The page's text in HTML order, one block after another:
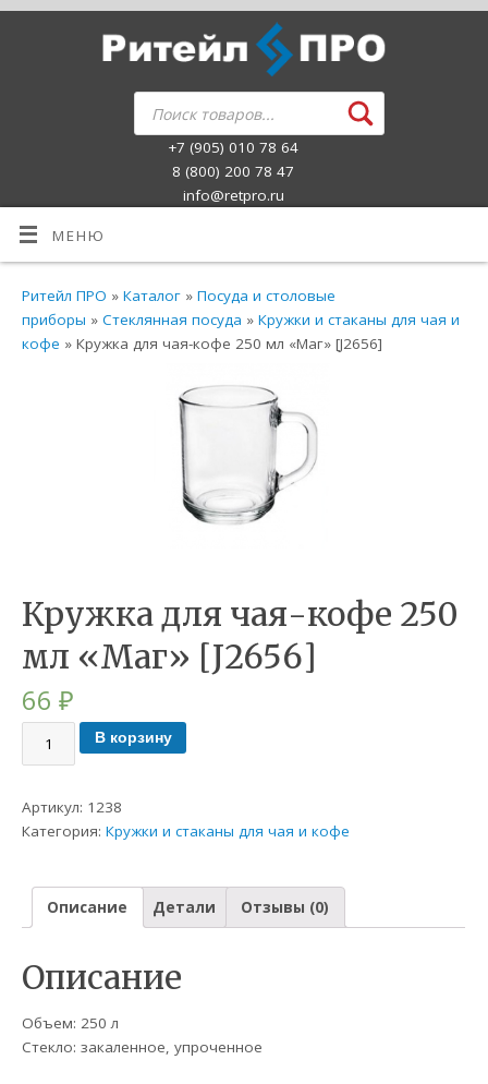
+7 (905) 010 78 64
8 (800) 200 78 47
info@retpro.ru
МЕНЮ
Ритейл ПРО »Каталог »Посуда и столовые
приборы »Стеклянная посуда »Кружки и стаканы для чая и
кофе » Кружка для чая-кофе 250 мл «Маг» [J2656]
Кружка для чая-кофе 250
мл «Маг» [J2656]
66₽
В корзину
Артикул: 1238
Категория:Кружки и стаканы для чая и кофе
Описание Детали Отзывы (0)
Описание
Объем: 250 л
Стекло: закаленное, упроченное